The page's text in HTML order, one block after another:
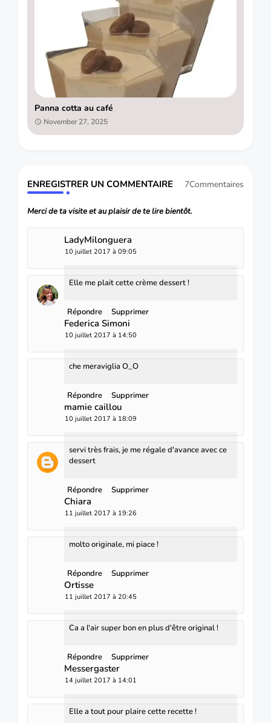
Panna cotta au café
November 27, 2025
ENREGISTRER UN COMMENTAIRE 7Commentaires
Merci de ta visite et au plaisir de te lire bientôt.
LadyMilonguera
10 juillet 2017 à 09:05
Elle me plait cette crème dessert !
Répondre Supprimer
Federica Simoni
10 juillet 2017 à 14:50
che meraviglia O_O
Répondre Supprimer
mamie caillou
10 juillet 2017 à 18:09
servi très frais, je me régale d'avance avec ce
dessert
Répondre Supprimer
Chiara
11 juillet 2017 à 19:26
molto originale, mi piace !
Répondre Supprimer
Ortisse
11 juillet 2017 à 20:45
Ca a l'air super bon en plus d'être original !
Répondre Supprimer
Messergaster
14 juillet 2017 à 14:01
Elle a tout pour plaire cette recette !